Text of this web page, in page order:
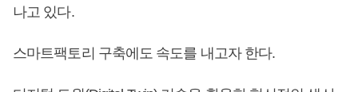
나고 있다.
스마트팩토리 구축에도 속도를 내고자 한다.